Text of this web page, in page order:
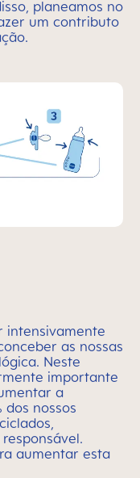
planeamos no
um contributo
intensivamente
as nossas
Neste
importante
a
dos nossos
aumentar esta